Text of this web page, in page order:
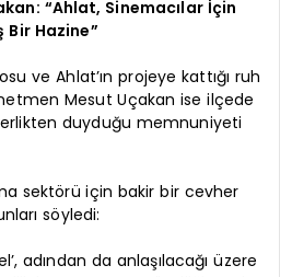
“Ahlat, Sinemacılar İçin
Bir Hazine”
ve Ahlat’ın projeye kattığı ruh
Mesut Uçakan ise ilçede
duyduğu memnuniyeti
sektörü için bakir bir cevher
söyledi:
adından da anlaşılacağı üzere